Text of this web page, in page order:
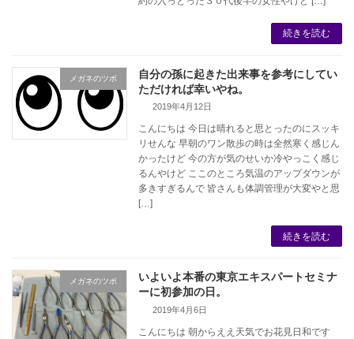
続きを読む
メガネのツボ
自分の孫に起きた出来事を参考にしてい
ただければ幸いやね。
2019年4月12日
こんにちは 今日は晴れると思とったのにスッキ
リせんな 早朝のワン散歩の時は全然寒く感じん
かったけど 今の方が気のせいか冷やっこく感じ
るんやけど ここのところ気温のアップダウンが
多きすぎるんで 皆さんも体調管理が大変やと思
[…]
続きを読む
メガネのツボ
いよいよ本番の東京エキスパートセミナ
ーに初参加の日。
2019年4月6日
こんにちは 朝からええ天気でお花見日和です